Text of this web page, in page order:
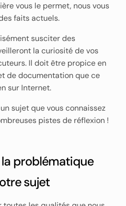
vous le permet, nous vous
faits actuels.
susciter des
la curiosité de vos
Il doit être propice en
de documentation que ce
sur Internet.
sujet que vous connaissez
pistes de réflexion !
problématique
sujet